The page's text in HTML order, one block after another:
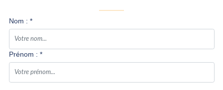
Atec
News
FAQ
RSE
Nom : *
Prénom : *